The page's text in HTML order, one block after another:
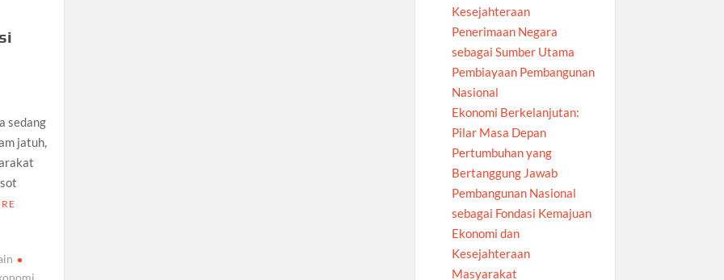
sedang
jatuh,
Kesejahteraan
Penerimaan Negara
sebagai Sumber Utama
Pembiayaan Pembangunan
Nasional
Ekonomi Berkelanjutan:
Pilar Masa Depan
Pertumbuhan yang
Bertanggung Jawab
Pembangunan Nasional
sebagai Fondasi Kemajuan
Ekonomi dan
Kesejahteraan
Masyarakat